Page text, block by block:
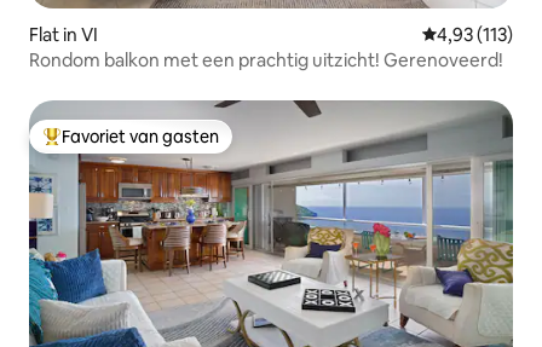
Flat in VI Gemiddelde
4,93 (113)
Rondom balkon met een prachtig uitzicht! Gerenoveerd!
Topfavoriet van gasten
Favoriet van gasten